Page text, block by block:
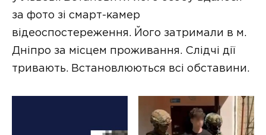
за фото зі смарт-камер
відеоспостереження. Його затримали в м.
Дніпро за місцем проживання. Слідчі дії
тривають. Встановлюються всі обставини.